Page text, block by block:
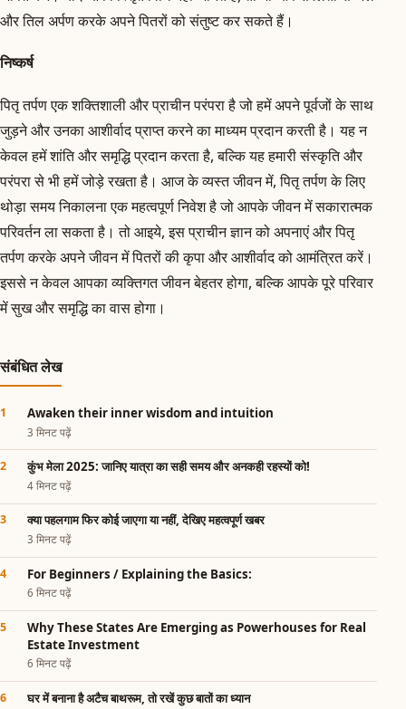
और तिल अर्पण करके अपने पितरों को संतुष्ट कर सकते हैं।
निष्कर्ष
पितृ तर्पण एक शक्तिशाली और प्राचीन परंपरा है जो हमें अपने पूर्वजों के साथ
जुड़ने और उनका आशीर्वाद प्राप्त करने का माध्यम प्रदान करती है। यह न
केवल हमें शांति और समृद्धि प्रदान करता है, बल्कि यह हमारी संस्कृति और
परंपरा से भी हमें जोड़े रखता है। आज के व्यस्त जीवन में, पितृ तर्पण के लिए
थोड़ा समय निकालना एक महत्वपूर्ण निवेश है जो आपके जीवन में सकारात्मक
परिवर्तन ला सकता है। तो आइये, इस प्राचीन ज्ञान को अपनाएं और पितृ
तर्पण करके अपने जीवन में पितरों की कृपा और आशीर्वाद को आमंत्रित करें।
इससे न केवल आपका व्यक्तिगत जीवन बेहतर होगा, बल्कि आपके पूरे परिवार
में सुख और समृद्धि का वास होगा।
संबंधित लेख
Awaken their inner wisdom and intuition
3 मिनट पढ़ें
कुंभ मेला 2025: जानिए यात्रा का सही समय और अनकही रहस्यों को!
4 मिनट पढ़ें
क्या पहलगाम फिर कोई जाएगा या नहीं, देखिए महत्वपूर्ण खबर
3 मिनट पढ़ें
For Beginners / Explaining the Basics:
6 मिनट पढ़ें
Why These States Are Emerging as Powerhouses for Real
Estate Investment
6 मिनट पढ़ें
घर में बनाना है अटैच बाथरूम, तो रखें कुछ बातों का ध्यान